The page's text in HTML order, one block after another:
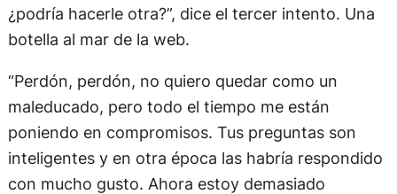
¿podría hacerle otra?”, dice el tercer intento. Una
botella al mar de la web.
“Perdón, perdón, no quiero quedar como un
maleducado, pero todo el tiempo me están
poniendo en compromisos. Tus preguntas son
inteligentes y en otra época las habría respondido
con mucho gusto. Ahora estoy demasiado